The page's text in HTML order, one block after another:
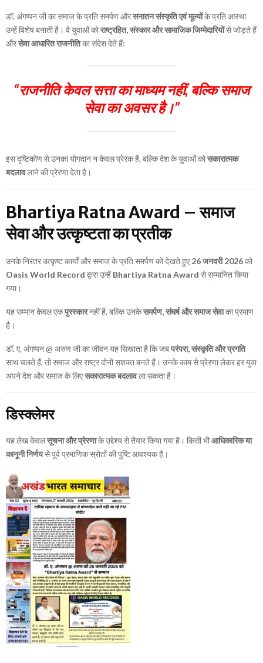
डॉ. अंगप्पन जी का समाज के प्रति समर्पण औरसनातन संस्कृति एवं मूल्योंके प्रति आस्था
उन्हें विशेष बनाती है। वे युवाओं कोराष्ट्रहित, संस्कार और सामाजिक जिम्मेदारियोंसे जोड़ते हैं
औरसेवा आधारित राजनीतिका संदेश देते हैं:
“राजनीति केवल सत्ता का माध्यम नहीं, बल्कि समाज
सेवा का अवसर है।”
इस दृष्टिकोण से उनका योगदान न केवल प्रेरक है, बल्कि देश के युवाओं कोसकारात्मक
बदलावलाने की प्रेरणा देता है।
Bhartiya Ratna Award – समाज
सेवा और उत्कृष्टता का प्रतीक
उनके निरंतर उत्कृष्ट कार्यों और समाज के प्रति समर्पण को देखते हुए 26 जनवरी 2026को
Oasis World Record द्वारा उन्हें Bhartiya Ratna Award से सम्मानित किया
गया।
यह सम्मान केवल एकपुरस्कारनहीं है, बल्कि उनकेसमर्पण, संघर्ष और समाज सेवाका प्रमाण
है।
डॉ. ए. अंगप्पन @ अरुण जी का जीवन यह सिखाता है कि जबपरंपरा, संस्कृति और प्रगति
साथ चलते हैं, तो समाज और राष्ट्र दोनों सशक्त बनते हैं। उनके काम से प्रेरणा लेकर हर युवा
अपने देश और समाज के लिएसकारात्मक बदलावला सकता है।
डिस्क्लेमर
यह लेख केवलसूचना और प्रेरणाके उद्देश्य से तैयार किया गया है। किसी भीआधिकारिक या
कानूनी निर्णयसे पूर्व प्रमाणिक स्रोतों की पुष्टि आवश्यक है।